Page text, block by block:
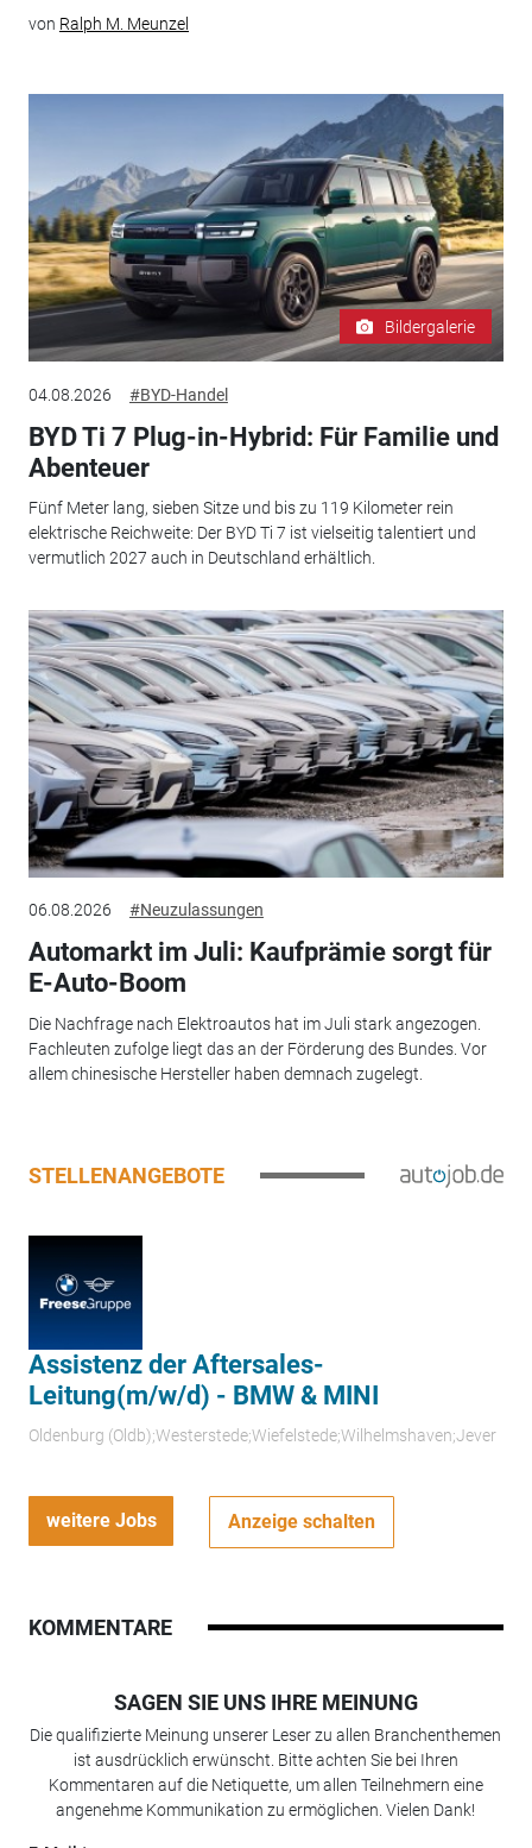
von Ralph M. Meunzel
Bildergalerie
04.08.2026 #BYD-Handel
BYD Ti 7 Plug-in-Hybrid: Für Familie und
Abenteuer
Fünf Meter lang, sieben Sitze und bis zu 119 Kilometer rein
elektrische Reichweite: Der BYD Ti 7 ist vielseitig talentiert und
vermutlich 2027 auch in Deutschland erhältlich.
06.08.2026 #Neuzulassungen
Automarkt im Juli: Kaufprämie sorgt für
E-Auto-Boom
Die Nachfrage nach Elektroautos hat im Juli stark angezogen.
Fachleuten zufolge liegt das an der Förderung des Bundes. Vor
allem chinesische Hersteller haben demnach zugelegt.
STELLENANGEBOTE
Assistenz der Aftersales-
Leitung(m/w/d) - BMW & MINI
Oldenburg (Oldb);Westerstede;Wiefelstede;Wilhelmshaven;Jever
weitere Jobs Anzeige schalten
KOMMENTARE
SAGEN SIE UNS IHRE MEINUNG
Die qualifizierte Meinung unserer Leser zu allen Branchenthemen
ist ausdrücklich erwünscht. Bitte achten Sie bei Ihren
Kommentaren auf die Netiquette, um allen Teilnehmern eine
angenehme Kommunikation zu ermöglichen. Vielen Dank!